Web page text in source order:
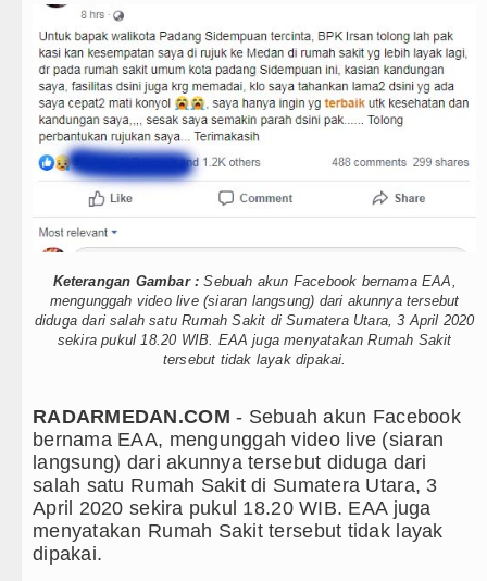
Internasional
Wisata
TIPS dan TRIK
+ Lainnya
Kesehatan
Kuliner
Siraman Rohani
Duta Genre Harus Jadi
Peringati Hari Anak 2026, TP
Dugaan Penyimpangan Dana
Risiko Tertular HIV/AIDS Melalui
Bertekad Pulang Mantan PM
PSG vs Manchester United
Juventus vs Inter Milan
Real Madrid Tandang ke
Gubsu Bobby Prioritaskan
Duta Genre Harus Jadi
Peringati Hari Anak 2026, TP
Keterangan Gambar : Sebuah akun Facebook bernama EAA,
mengunggah video live (siaran langsung) dari akunnya tersebut
diduga dari salah satu Rumah Sakit di Sumatera Utara, 3 April 2020
sekira pukul 18.20 WIB. EAA juga menyatakan Rumah Sakit
tersebut tidak layak dipakai.
RADARMEDAN.COM - Sebuah akun Facebook
bernama EAA, mengunggah video live (siaran
langsung) dari akunnya tersebut diduga dari
salah satu Rumah Sakit di Sumatera Utara, 3
April 2020 sekira pukul 18.20 WIB. EAA juga
menyatakan Rumah Sakit tersebut tidak layak
dipakai.